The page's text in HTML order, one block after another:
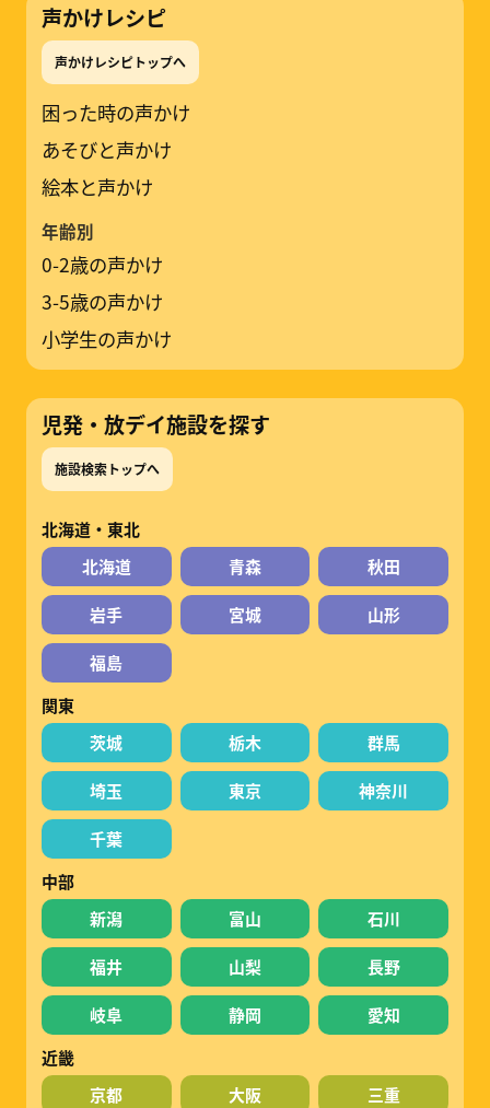
声かけレシピ
声かけレシピトップへ
困った時の声かけ
あそびと声かけ
絵本と声かけ
年齢別
0-2歳の声かけ
3-5歳の声かけ
小学生の声かけ
児発・放デイ施設を探す
施設検索トップへ
北海道・東北
北海道
青森 秋田
岩手 宮城 山形
福島
関東
茨城
栃木 群馬
埼玉 東京 神奈川
千葉
中部
新潟
富山 石川
福井 山梨 長野
岐阜 静岡
愛知
近畿
京都
大阪 三重